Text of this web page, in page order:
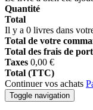
Quantité
Total
Il y a 0 livres dans
Total de votre
Total des frais de
Taxes 0,00 €
Total (TTC)
Continuer vos achats
Toggle navigation